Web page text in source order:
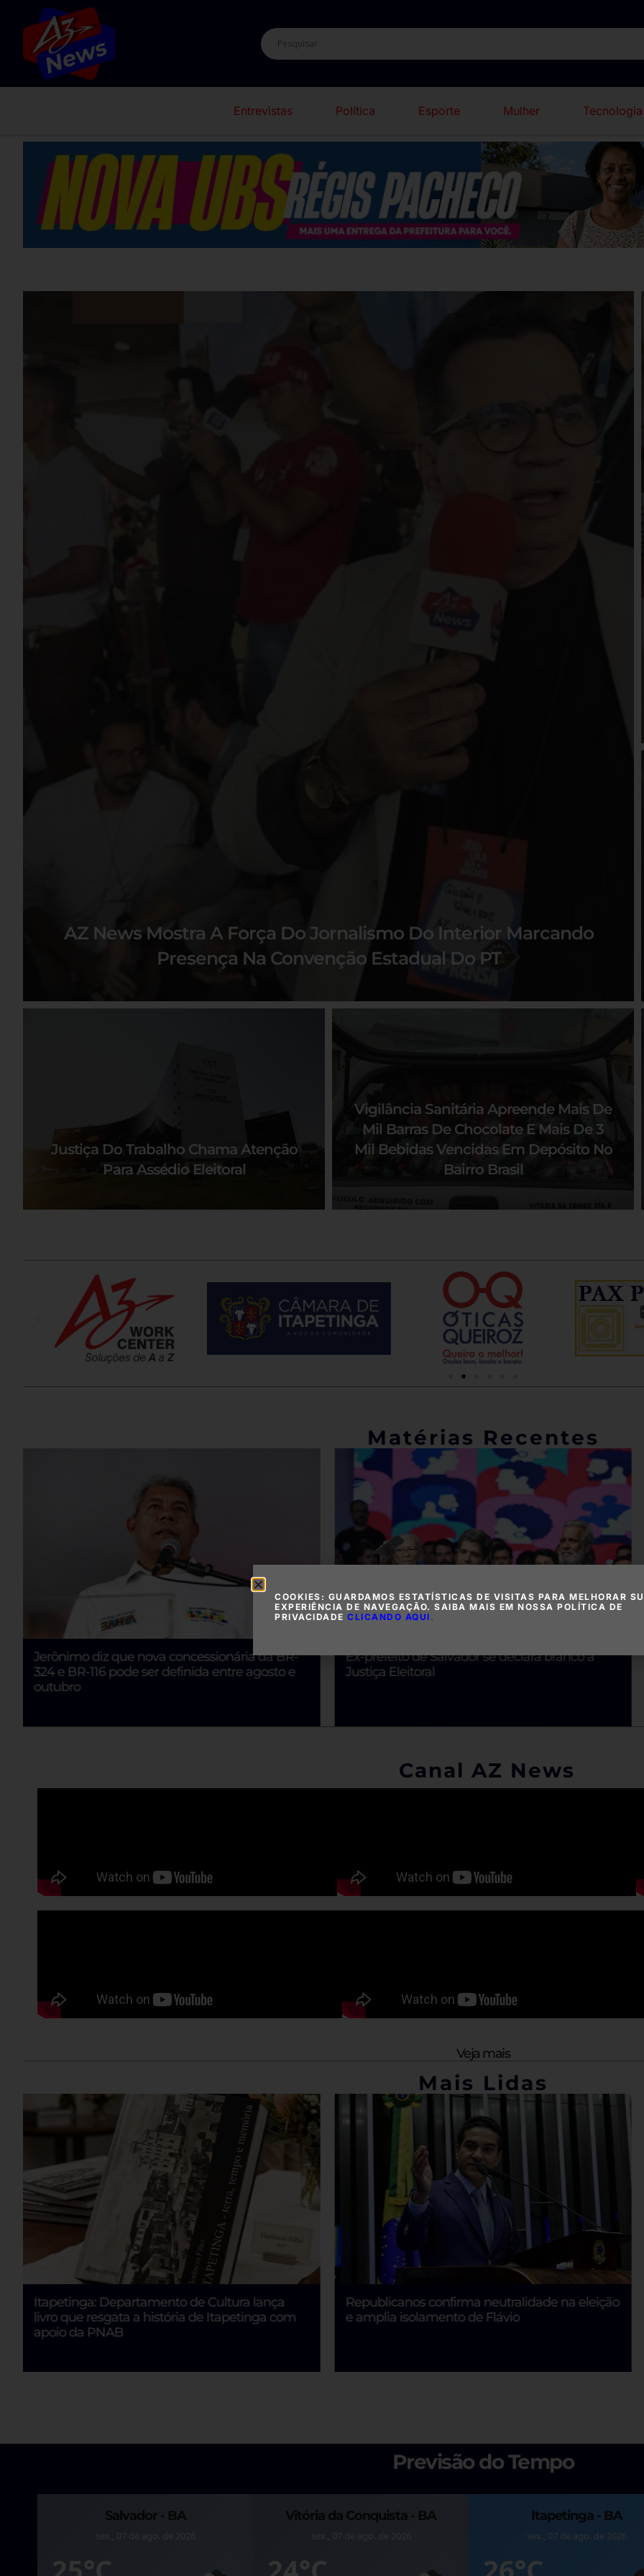
Entrevistas Política Esporte Mulher Tecnologia
AZ News Mostra A Força Do Jornalismo Do Interior Marcando
Presença Na Convenção Estadual Do PT
Justiça Do Trabalho Chama Atenção
Para Assédio Eleitoral
Vigilância Sanitária Apreende Mais De
Mil Barras De Chocolate E Mais De 3
Mil Bebidas Vencidas Em Depósito No
Bairro Brasil
Matérias Recentes
Ex-prefeito de Salvador se declara branco à
Justiça Eleitoral
Governo Municipal nomeia Diêgo Gomes
Rocha como secretário de Meio Ambiente
Canal AZ News
Veja mais
Mais Lidas
Republicanos confirma neutralidade na eleição
e amplia isolamento de Flávio
Justiça do Trabalho chama atenção para
assédio eleitoral
Previsão do Tempo
Itabuna - BA
sex., 07 de ago. de 2026
Ilhéus - BA
sex., 07 de ago. de 2026
Itacaré - BA
sex., 07 de ago. de 2026
COOKIES: GUARDAMOS ESTATÍSTICAS DE VISITAS PARA MELHORAR
EXPERIÊNCIA DE NAVEGAÇÃO. SAIBA MAIS EM NOSSA POLÍTICA DE
PRIVACIDADE CLICANDO AQUI .